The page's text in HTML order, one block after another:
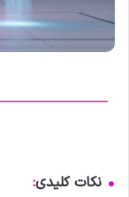
• نکات کلیدی: